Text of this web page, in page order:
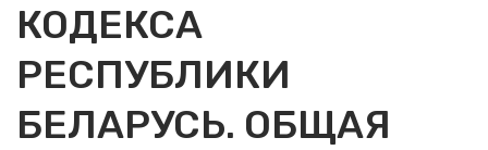
КОДЕКСА
РЕСПУБЛИКИ
БЕЛАРУСЬ. ОБЩАЯ